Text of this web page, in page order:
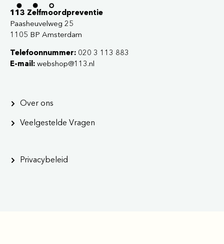
113 Zelfmoordpreventie
Paasheuvelweg 25
1105 BP Amsterdam
Telefoonnummer: 020 3 113 883
E-mail: webshop@113.nl
Over ons
Veelgestelde Vragen
Privacybeleid